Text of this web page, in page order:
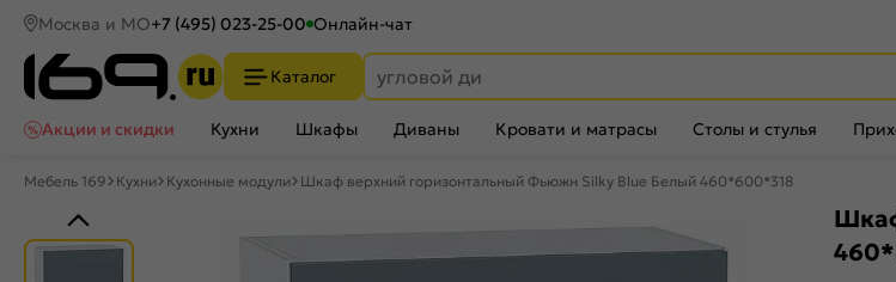
Москва и МО+7 (495) 023-25-00 Онлайн-чат
Каталог
Акции и скидки
Кухни Шкафы Диваны Кровати и матрасы Столы и стулья
Мебель 169 Кухни Кухонные модули Шкаф верхний горизонтальный Фьюжн Silky Blue Белый 460*600*318